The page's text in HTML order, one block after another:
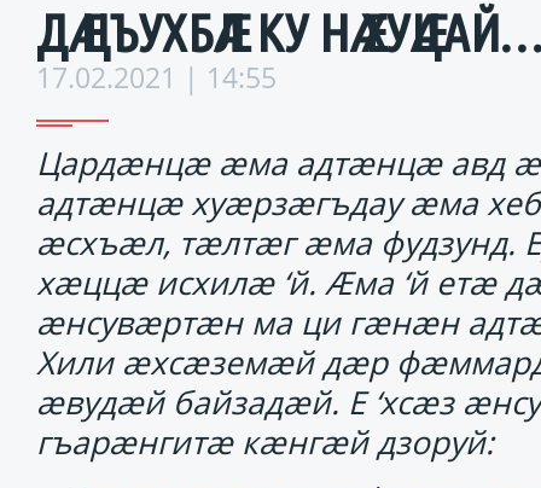
ДӔ ЦЪУХБӔЛ КУ НӔ
17.02.2021 | 14:55
Цардӕнцӕ ӕма адтӕнцӕ авд
адтӕнцӕ хуӕрзӕгъдау ӕма
ӕсхъӕл, тӕлтӕг ӕма фудзунд.
хӕццӕ исхилӕ ‘й. Ӕма ‘й етӕ
ӕнсувӕртӕн ма ци гӕнӕн
Хили ӕхсӕземӕй дӕр
ӕвудӕй байзадӕй. Е ‘хсӕз
гъарӕнгитӕ кӕнгӕй дзоруй: